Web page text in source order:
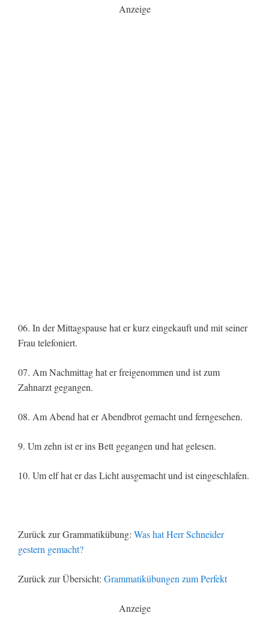
Anzeige
06. In der Mittagspause hat er kurz eingekauft und mit seiner
Frau telefoniert.
07. Am Nachmittag hat er freigenommen und ist zum
Zahnarzt gegangen.
08. Am Abend hat er Abendbrot gemacht und ferngesehen.
9. Um zehn ist er ins Bett gegangen und hat gelesen.
10. Um elf hat er das Licht ausgemacht und ist eingeschlafen.
Zurück zur Grammatikübung: Was hat Herr Schneider
gestern gemacht?
Zurück zur Übersicht: Grammatikübungen zum Perfekt
Anzeige